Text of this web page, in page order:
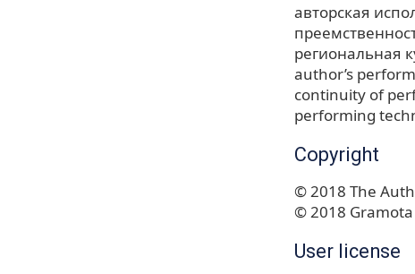
авторская
региональная
author’s
continuity of
performing
Copyright
© 2018 The
© 2018 Gramota
User license